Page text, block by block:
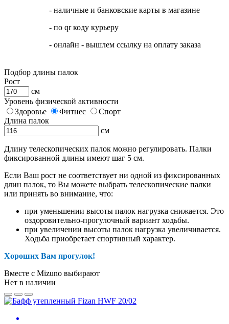
- наличные и банковские карты в магазине
- по qr коду курьеру
- онлайн - вышлем ссылку на оплату заказа
Подбор длины палок
Рост
см
Уровень физической активности
Здоровье
Фитнес
Спорт
Длина палок
см
Длину телескопических палок можно регулировать. Палки
фиксированной длины имеют шаг 5 см.
Если Ваш рост не соответствует ни одной из фиксированных
длин палок, то Вы можете выбрать телескопические палки
или принять во внимание, что:
при уменьшении высоты палок нагрузка снижается. Это
оздоровительно-прогулочный вариант ходьбы.
при увеличении высоты палок нагрузка увеличивается.
Ходьба приобретает спортивный характер.
Хороших Вам прогулок!
Вместе с Mizuno выбирают
Нет в наличии